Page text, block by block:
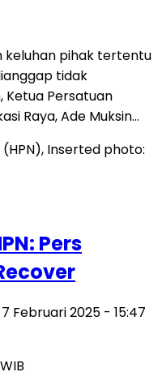
keluhan pihak tertentu
tidak
Persatuan
Raya, Ade Muksin…
Pers
Februari 2025 - 15:47